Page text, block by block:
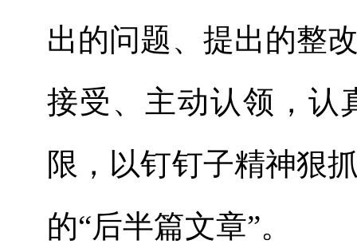
出的问题、提出的整
接受、主动认领，认
限，以钉钉子精神狠
的“后半篇文章”。